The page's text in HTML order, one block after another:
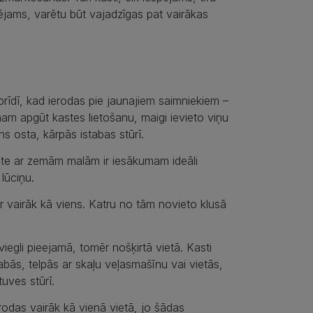
varētu būt vajadzīgas pat vairākas
kad ierodas pie jaunajiem saimniekiem –
apgūt kastes lietošanu, maigi ievieto viņu
osta, kārpās istabas stūrī.​
ar zemām malām ir iesākumam ideāli
vairāk kā viens. Katru no tām novieto klusā
pieejamā, tomēr nošķirtā vietā. Kasti
telpās ar skaļu veļasmašīnu vai vietās,
stūrī.
vairāk kā vienā vietā, jo šādas